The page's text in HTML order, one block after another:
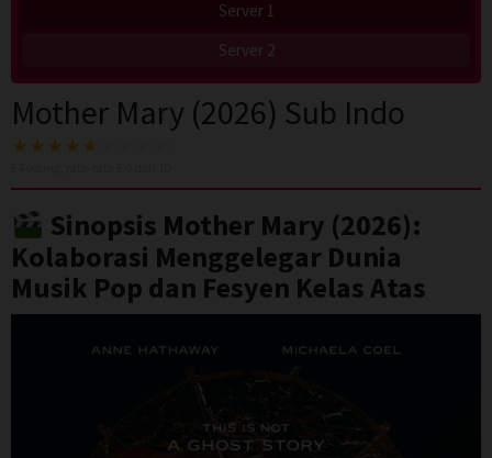
Server 1
Server 2
Mother Mary (2026) Sub Indo
Sinopsis Mother Mary (2026):
Kolaborasi Menggelegar Dunia
Musik Pop dan Fesyen Kelas Atas